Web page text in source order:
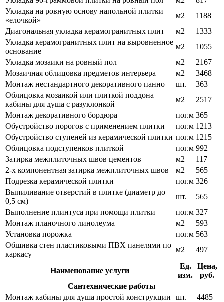
Укладка на ровную основу напольной плитки
«елочкой»
м2
1188
Диагональная укладка керамогранитных плит
м2
1333
Укладка керамогранитных плит на выровненное
основание
м2
1055
Укладка мозаики на ровный пол
м2
2167
Мозаичная облицовка предметов интерьера
м2
3468
Монтаж нестандартного декоративного панно
шт.
363
Облицовка мозаикой или плиткой поддона
кабины для душа с разуклонкой
м2
2517
Монтаж декоративного бордюра
пог.м 365
Обустройство порогов с применением плитки
пог.м 1213
Обустройство ступеней из керамической плитки пог.м 1215
Облицовка подступенков плиткой
пог.м 992
Затирка межплиточных швов цементов
м2
117
2-х компонентная затирка межплиточных швов
м2
565
Подрезка керамической плитки
пог.м 326
Выпиливание отверстий в плитке (диаметр до
0,5 см)
шт.
565
Выполнение плинтуса при помощи плитки
пог.м 327
Монтаж планочного линолеума
м2
593
Установка порожка
пог.м 563
Обшивка стен пластиковыми ПВХ панелями по
каркасу
м2 497
Наименование услуги
Ед.
изм.
Цена,
руб.
Сантехнические работы
Монтаж кабины для душа простой конструкции
шт.
4485